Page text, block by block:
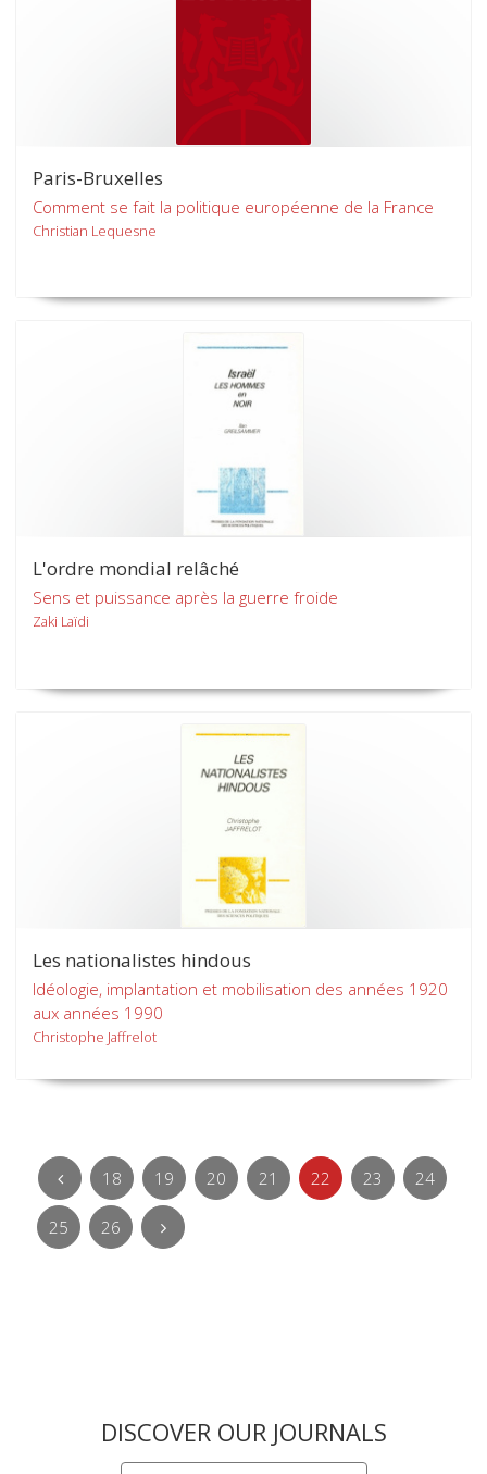
Paris-Bruxelles
Comment se fait la politique européenne de la France
Christian Lequesne
L'ordre mondial relâché
Sens et puissance après la guerre froide
Zaki Laïdi
Les nationalistes hindous
Idéologie, implantation et mobilisation des années 1920
aux années 1990
Christophe Jaffrelot
18 19 20 21 22 23 24
25 26
DISCOVER OUR JOURNALS